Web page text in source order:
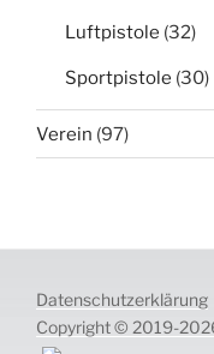
Luftpistole (32)
Sportpistole (30)
Verein (97)
Datenschutzerklärung
Copyright © 2019-